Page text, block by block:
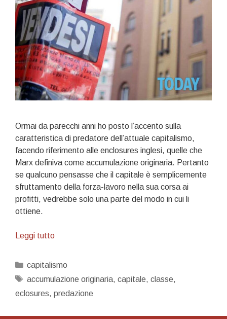
Ormai da parecchi anni ho posto l’accento sulla
caratteristica di predatore dell’attuale capitalismo,
facendo riferimento alle enclosures inglesi, quelle che
Marx definiva come accumulazione originaria. Pertanto
se qualcuno pensasse che il capitale è semplicemente
sfruttamento della forza-lavoro nella sua corsa ai
profitti, vedrebbe solo una parte del modo in cui li
ottiene.
Leggi tuttoPredazione
mattone
Categorie
capitalismo
Tag
accumulazione originaria, capitale, classe,
eclosures, predazione